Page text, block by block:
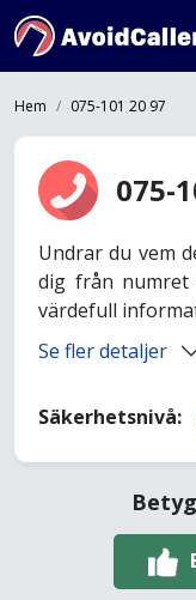
Hem 075-101 20 97
075-
Undrar du vem
dig från numret
värdefull
Se fler detaljer
Säkerhetsnivå: